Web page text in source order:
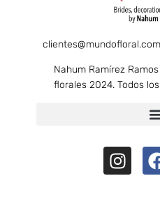
Nahum Ramírez
florales 2024. Todos